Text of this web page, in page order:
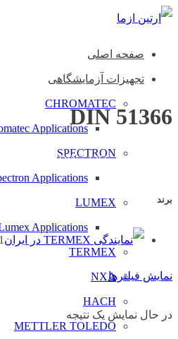
صفحه اصلی
تجهیزات آزمایشگاهی
CHROMATEC
Applications
SPECTRON
Applications
LUMEX
Applications
TERMEX
NXA
HACH
METTLER TOLEDO
DIN 51366
محصول StandardsDIN 51366
برند
1
نمایش فیلترها
در حال نمایش یک نتیجه